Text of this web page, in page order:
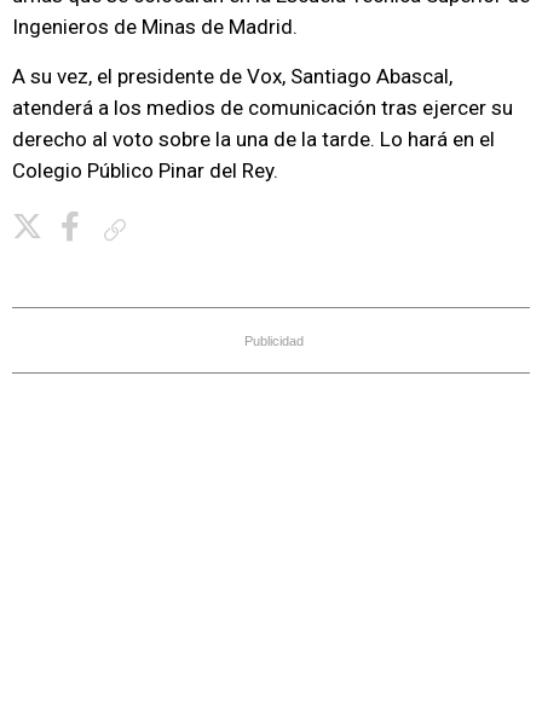
Ingenieros de Minas de Madrid.
A su vez, el presidente de Vox, Santiago Abascal,
atenderá a los medios de comunicación tras ejercer su
derecho al voto sobre la una de la tarde. Lo hará en el
Colegio Público Pinar del Rey.
Publicidad